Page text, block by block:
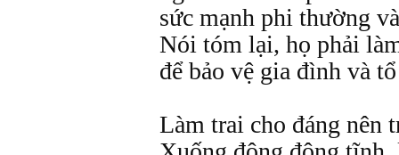
sức mạnh phi thường
Nói tóm lại, họ phải
để bảo vệ gia đình và
Làm trai cho đáng nên